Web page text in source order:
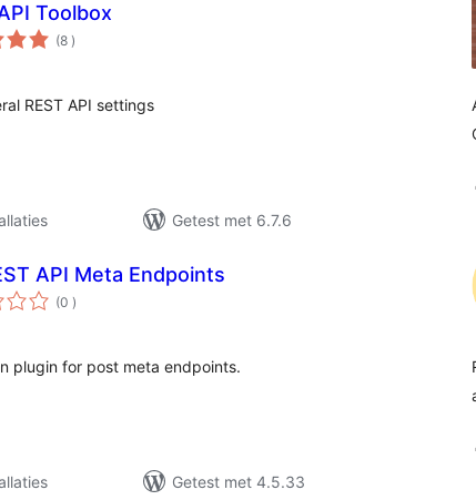
Toolbox
(8 aantal
beoordelingen
)
REST API settings
Getest met 6.7.6
API Meta Endpoints
(0 aantal
beoordelingen
)
plugin for post meta endpoints.
Getest met 4.5.33